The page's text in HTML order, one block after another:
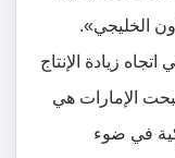
الخليجي».
زيادة الإنتاج
الإمارات هي
في ضوء